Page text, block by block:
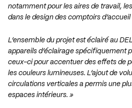
notamment pour les aires de travail,
dans le design des comptoirs
L’ensemble du projet est éclairé au
appareils d’éclairage spécifiquement
ceux-ci pour accentuer des effets de
les couleurs lumineuses. L’ajout de
circulations verticales a permis une
espaces intérieurs. »